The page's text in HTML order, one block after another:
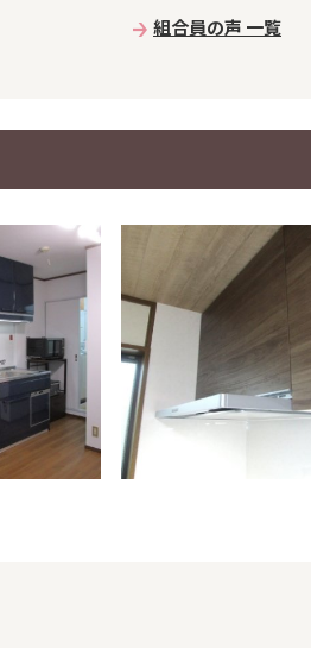
組合員の声 一覧